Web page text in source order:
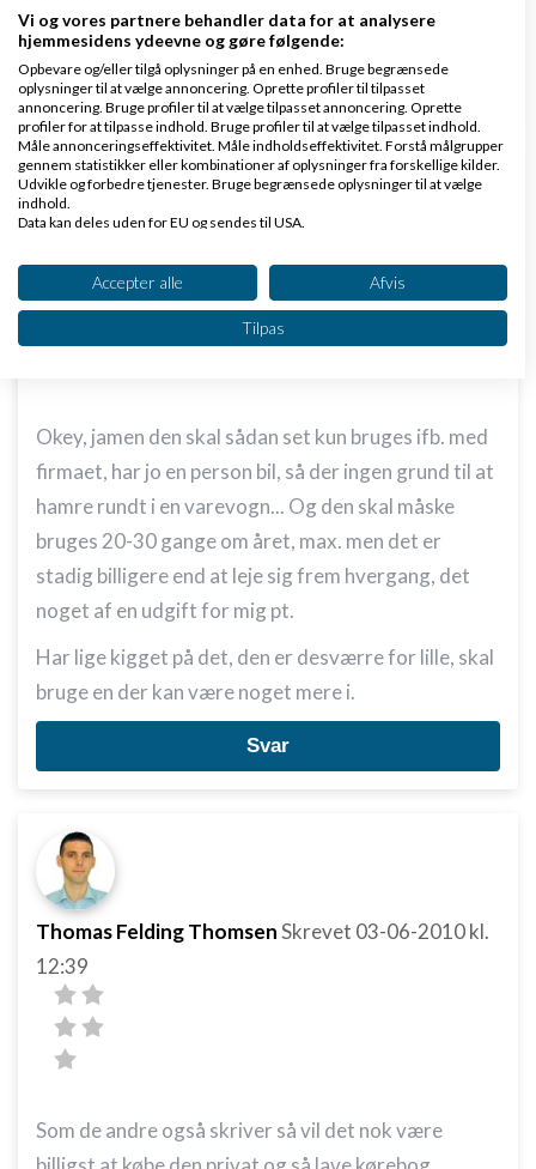
Peter
Svar
The-shop.dkSkrevet01-06-2010kl. 22:23
Okey, jamen den skal sådan set kun bruges ifb. med
firmaet, har jo en person bil, så der ingen grund til at
hamre rundt i en varevogn... Og den skal måske
bruges 20-30 gange om året, max. men det er
stadig billigere end at leje sig frem hvergang, det
noget af en udgift for mig pt.
Har lige kigget på det, den er desværre for lille, skal
bruge en der kan være noget mere i.
Svar
Thomas Felding ThomsenSkrevet 03-06-2010kl.
12:39
Som de andre også skriver så vil det nok være
Vi og vores partnere behandler data for at analysere
hjemmesidens ydeevne og gøre følgende:
Opbevare og/eller tilgå oplysninger på en enhed. Bruge begrænsede
oplysninger til at vælge annoncering. Oprette profiler til tilpasset
annoncering. Bruge profiler til at vælge tilpasset annoncering. Oprette
profiler for at tilpasse indhold. Bruge profiler til at vælge tilpasset indhold.
Måle annonceringseffektivitet. Måle indholdseffektivitet. Forstå målgrupper
gennem statistikker eller kombinationer af oplysninger fra forskellige kilder.
Udvikle og forbedre tjenester. Bruge begrænsede oplysninger til at vælge
indhold.
Data kan deles uden for EU og sendes til USA.
Se partnerliste (2 IAB-leverandører)
Vi bruger dine data til følgende formål:
IAB's behandlingsformål:
Bruge begrænsede oplysninger til at vælge
annoncering
Oprette profiler til tilpasset annoncering
Bruge profiler til at vælge tilpasset
annoncering
Bruge profiler til at vælge tilpasset indhold
Måle annonceringseffektivitet
Forstå målgrupper gennem statistikker eller
kombinationer af oplysninger fra forskellige
kilder
Udvikle og forbedre tjenester
Bruge begrænsede oplysninger til at vælge
indhold
IAB Special Features:
Bruge præcise geografiske
Identificere enheder baseret på aktivt
anmodede oplysninger
Accepter alle Afvis
Tilpas